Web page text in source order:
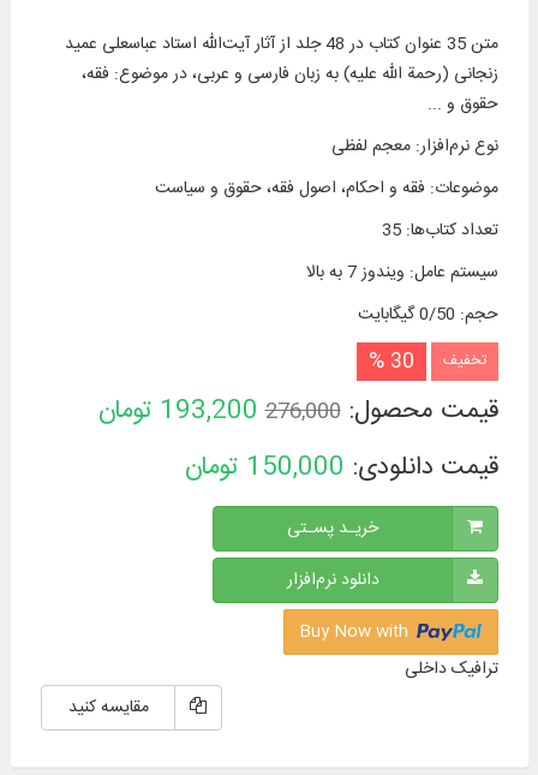
متن 35 عنوان کتاب در 48 جلد از آثار آیت‌الله استاد عباسعلی عمید
زنجانی (رحمة الله علیه) به زبان فارسی و عربی، در موضوع: فقه،
حقوق و ...
نوع نرم‌افزار:معجم لفظی
موضوعات: فقه و احکام، اصول فقه، حقوق و سیاست
تعداد کتاب‌ها:
35
سیستم عامل: ویندوز 7 به بالا
حجم: 0/50 گیگابایت
تخفیف 30 %
قیمت محصول:276,000
193,200 تومان
قیمت دانلودی: 150,000 تومان
خریـد پسـتی
دانلود نرم‌افزار
ترافیک داخلی
مقایسه کنید